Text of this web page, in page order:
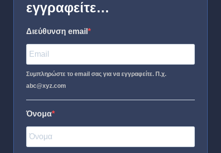
εγγραφείτε…
Διεύθυνση email
Συμπληρώστε το email σας για να εγγραφείτε. Π.χ.
abc@xyz.com
Όνομα